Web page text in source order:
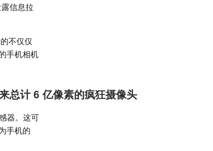
信息拉
不仅仅
手机相机
总计 6 亿像素的疯狂摄像头
器。这可
手机的